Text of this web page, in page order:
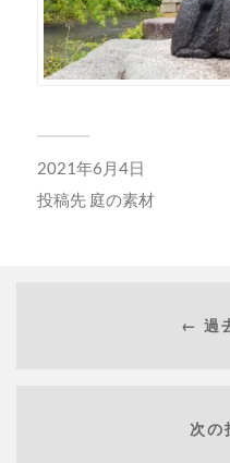
2021年6月4日
投稿先 庭の素材
← 過
次